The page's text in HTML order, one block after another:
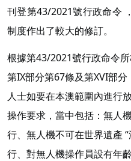
刊登第43/2021號行政命令
制度作出了較大的修訂。
根據第43/2021號行政命令
第IX部分第67條及第XVI部
人士如要在本澳範圍內進行
操作要求，當中包括：無人
行、無人機不可在世界遺產
行、對無人機操作員設有年